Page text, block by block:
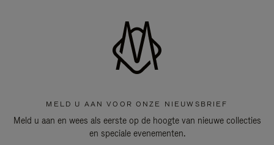
MELD U AAN VOOR ONZE NIEUWSBRIEF
Meld u aan en wees als eerste op de hoogte van nieuwe collecties
en speciale evenementen.